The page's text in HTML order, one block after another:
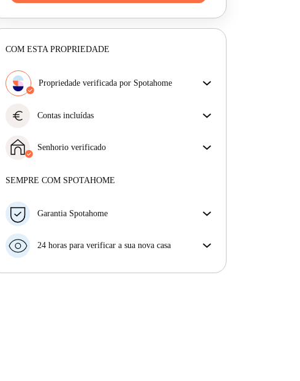
COM ESTA PROPRIEDADE
Propriedade verificada por Spotahome
obténs exatamente o que vês no anúncio.
euro Contas incluídas
incluídas. A renda e as contas estão todas incluídas
para uma experiência sem preocupações
Senhorio verificado
Mais sobre este senhorio
SEMPRE COM SPOTAHOME
Garantia Spotahome
antecedência, nós iremos A) pagar um hotel e ajudá-
seu dinheiro na totalidade.
24 horas para verificar a sua nova casa